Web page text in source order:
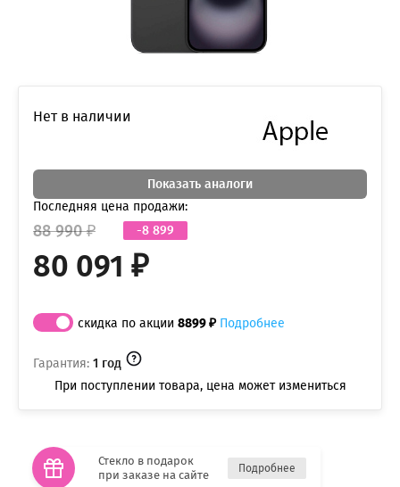
Нет в наличии
Показать аналоги
Гарантия: 1 год
Последняя цена продажи:
-8 899
88 990 ₽
80 091 ₽
скидка по акции 8899 ₽ Подробнее
При поступлении товара, цена может измениться
Стекло в подарок
при заказе на сайте
Подробнее